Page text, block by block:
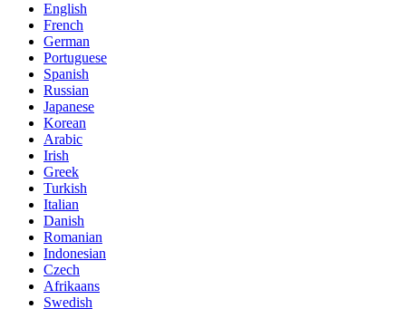
English
French
German
Portuguese
Spanish
Russian
Japanese
Korean
Arabic
Irish
Greek
Turkish
Italian
Danish
Romanian
Indonesian
Czech
Afrikaans
Swedish